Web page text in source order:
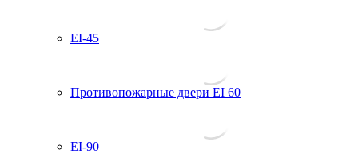
EI-45
Противопожарные двери EI 60
EI-90